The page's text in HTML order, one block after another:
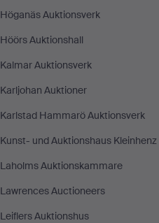
Höganäs Auktionsverk
Höörs Auktionshall
Kalmar Auktionsverk
Karljohan Auktioner
Karlstad Hammarö Auktionsverk
Kunst- und Auktionshaus Kleinhenz
Laholms Auktionskammare
Lawrences Auctioneers
Leiflers Auktionshus